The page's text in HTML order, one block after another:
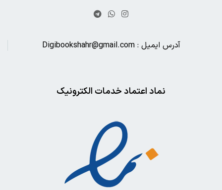
آدرس ایمیل : Digibookshahr@gmail.com
نماد اعتماد خدمات الکترونیک